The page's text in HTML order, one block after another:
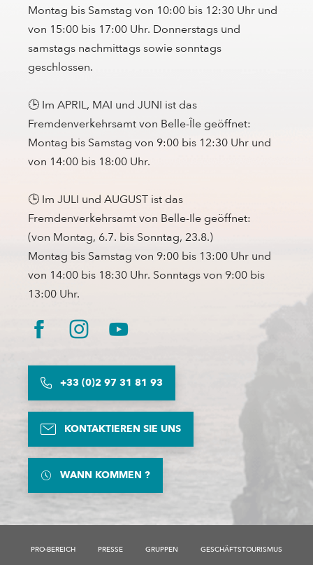
Montag bis Samstag von 10:00 bis 12:30 Uhr und
von 15:00 bis 17:00 Uhr. Donnerstags und
samstags nachmittags sowie sonntags
geschlossen.
🕒 Im APRIL, MAI und JUNI ist das
Fremdenverkehrsamt von Belle-Île geöffnet:
Montag bis Samstag von 9:00 bis 12:30 Uhr und
von 14:00 bis 18:00 Uhr.
🕒 Im JULI und AUGUST ist das
Fremdenverkehrsamt von Belle-Ile geöffnet:
(von Montag, 6.7. bis Sonntag, 23.8.)
Montag bis Samstag von 9:00 bis 13:00 Uhr und
von 14:00 bis 18:30 Uhr. Sonntags von 9:00 bis
13:00 Uhr.
+33 (0)2 97 31 81 93
KONTAKTIEREN SIE UNS
WANN KOMMEN ?
PRO-BEREICH PRESSE GRUPPEN GESCHÄFTSTOURISMUS